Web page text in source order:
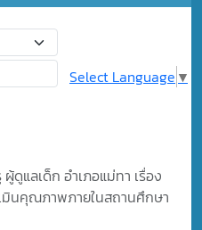
Select Language ▼
แลเด็ก อำเภอแม่ทา เรื่อง
มินคุณภาพภายในสถานศึกษา